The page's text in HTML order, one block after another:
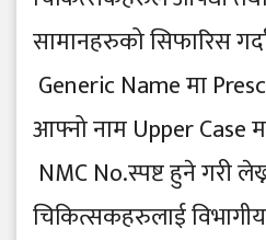
सामानहरुको सिफारिस
Generic Name मा
आफ्नो नाम Upper Case
NMC No.स्पष्ट हुने गरी
चिकित्सकहरुलाई